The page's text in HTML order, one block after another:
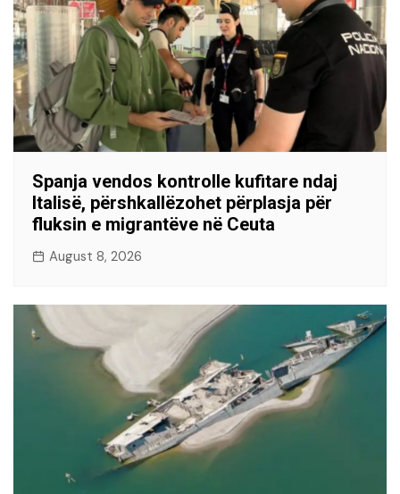
Spanja vendos kontrolle kufitare ndaj
Italisë, përshkallëzohet përplasja për
fluksin e migrantëve në Ceuta
August 8, 2026